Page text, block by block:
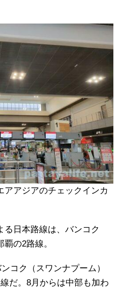
アアジアのチェックインカ
日本路線は、バンコク
覇の2路線。
コク（スワンナプーム）
だ。8月からは中部も加わ